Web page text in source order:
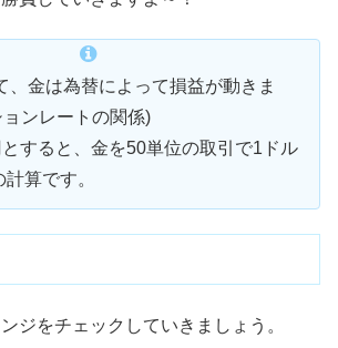
、金は為替によって損益が動きま
ンレートの関係)
すると、金を50単位の取引で1ドル
算です。
ジをチェックしていきましょう。